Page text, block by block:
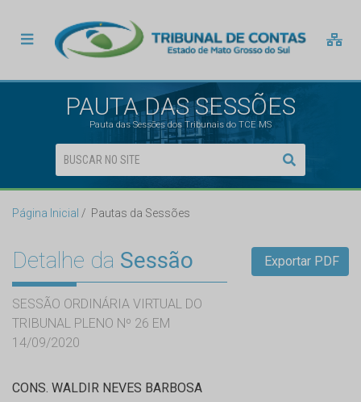
PAUTA DAS SESSÕES
Pauta das Sessões dos Tribunais do TCE MS
Página Inicial Pautas da Sessões
Detalhe da Sessão
SESSÃO ORDINÁRIA VIRTUAL DO
TRIBUNAL PLENO Nº 26 EM
14/09/2020
Exportar PDF
CONS. WALDIR NEVES BARBOSA